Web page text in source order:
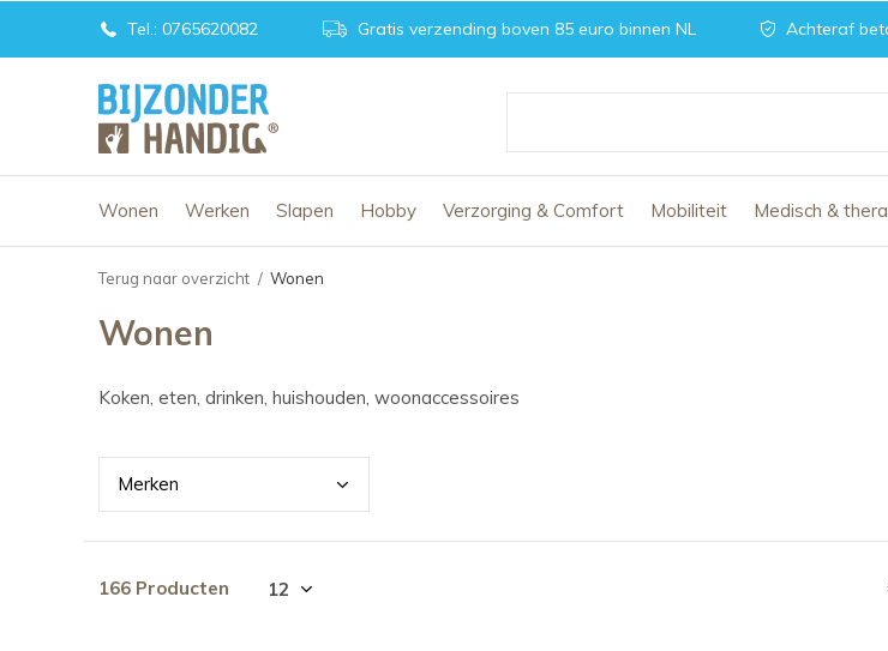
Wonen Werken Slapen Hobby Verzorging & Comfort Mobiliteit Medisch &
Tel.: 0765620082 Gratis verzending boven 85 euro binnen NL Achteraf
Terug naar overzicht Wonen
Wonen
Koken, eten, drinken, huishouden, woonaccessoires
Merken
166 Producten